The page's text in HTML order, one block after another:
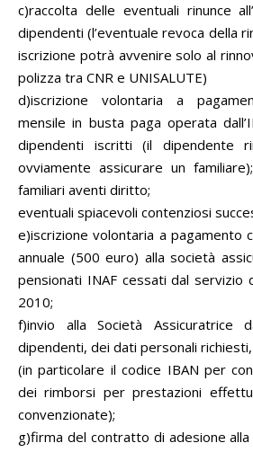
c)raccolta delle eventuali rinunce
dipendenti (l’eventuale revoca della
iscrizione potrà avvenire solo al
polizza tra CNR e UNISALUTE)
d)iscrizione volontaria a
mensile in busta paga operata
dipendenti iscritti (il dipendente
ovviamente assicurare un
familiari aventi diritto;
eventuali spiacevoli contenziosi
e)iscrizione volontaria a pagamento
annuale (500 euro) alla società
pensionati INAF cessati dal
2010;
f)invio alla Società Assicuratrice
dipendenti, dei dati personali richiesti,
(in particolare il codice IBAN per
dei rimborsi per prestazioni
convenzionate);
g)firma del contratto di adesione alla